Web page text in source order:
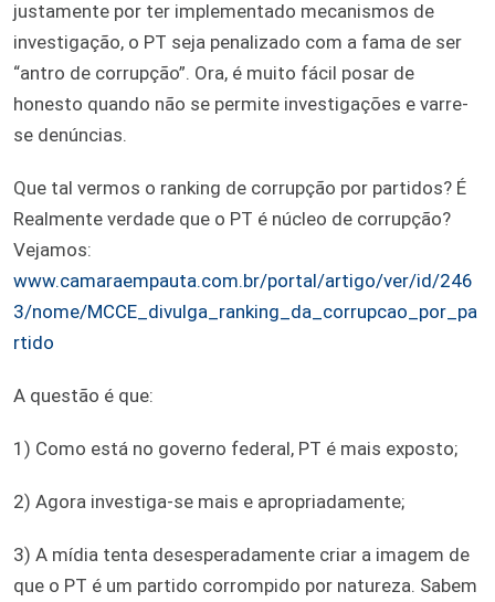
justamente por ter implementado mecanismos de
investigação, o PT seja penalizado com a fama de ser
“antro de corrupção”. Ora, é muito fácil posar de
honesto quando não se permite investigações e varre-
se denúncias.
Que tal vermos o ranking de corrupção por partidos? É
Realmente verdade que o PT é núcleo de corrupção?
Vejamos:
www.camaraempauta.com.br/portal/artigo/ver/id/246
3/nome/MCCE_divulga_ranking_da_corrupcao_por_pa
rtido
A questão é que:
1) Como está no governo federal, PT é mais exposto;
2) Agora investiga-se mais e apropriadamente;
3) A mídia tenta desesperadamente criar a imagem de
que o PT é um partido corrompido por natureza. Sabem